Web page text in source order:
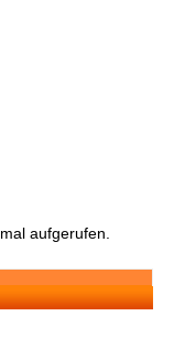
mal aufgerufen.